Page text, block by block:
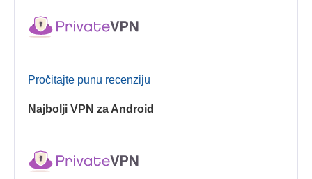
Pročitajte punu recenziju
Najbolji VPN za Android